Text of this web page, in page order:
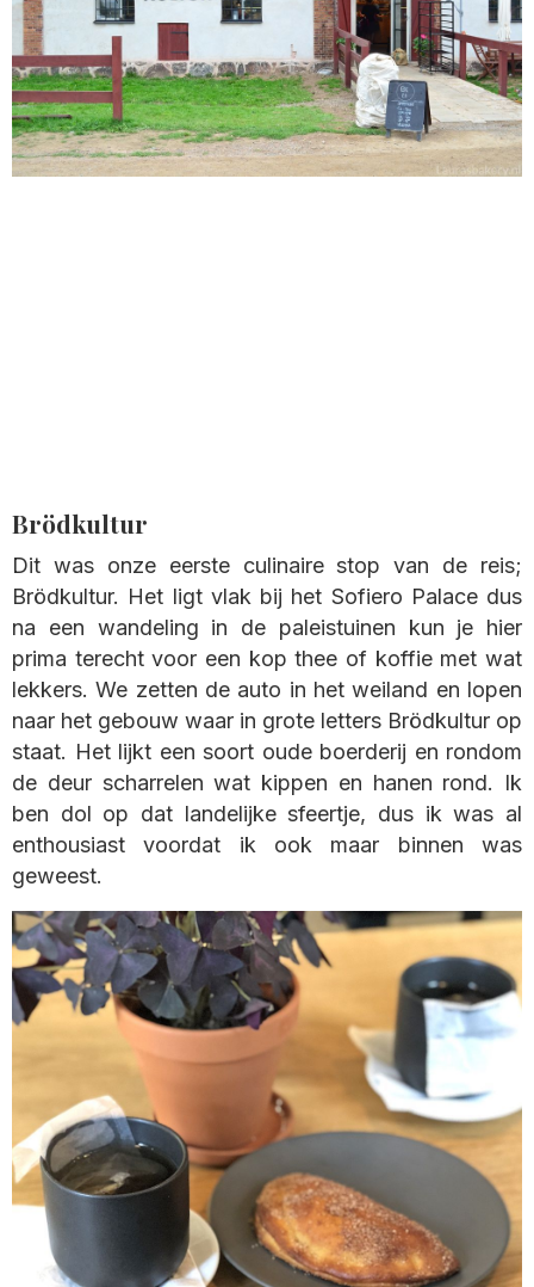
Brödkultur
Dit was onze eerste culinaire stop van de reis;
Brödkultur. Het ligt vlak bij het Sofiero Palace dus
na een wandeling in de paleistuinen kun je hier
prima terecht voor een kop thee of koffie met wat
lekkers. We zetten de auto in het weiland en lopen
naar het gebouw waar in grote letters Brödkultur op
staat. Het lijkt een soort oude boerderij en rondom
de deur scharrelen wat kippen en hanen rond. Ik
ben dol op dat landelijke sfeertje, dus ik was al
enthousiast voordat ik ook maar binnen was
geweest.